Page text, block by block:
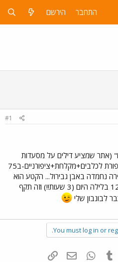
התחבר הירשם
#1
(אתר שמציע דילים על מסעדות
וכאלה בד"כ..), חצי מחיר על תספורת לכלבים+מקלחת+ציפורניים-ב75
מספרה נחמדה באבן גבירול... הקטע הוא
שאפשר לקנות את הדיל רק עד 12 בלילה היום (3 שעות!!) וזה תקף
לבונבון שלי
You must log in or
Pinterest
Tumblr
WhatsAppדואר אלקטרוני